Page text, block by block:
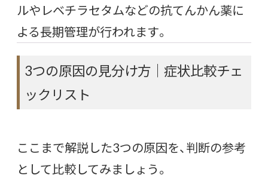
ルやレベチラセタムなどの抗てんかん薬に
よる長期管理が行われます。
3つの原因の見分け方｜症状比較チェ
ックリスト
ここまで解説した3つの原因を、判断の参考
として比較してみましょう。